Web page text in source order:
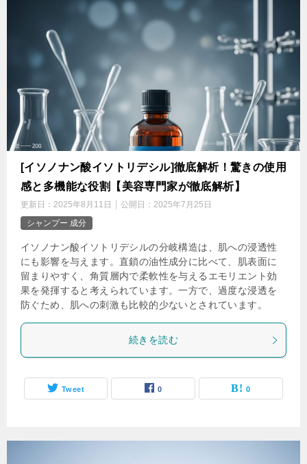
[イソノナン酸イソトリデシル]徹底解析！驚きの使用
感と多機能な役割【美容専門家が徹底解析】
更新日： 2025年8月11日 公開日： 2025年7月25日
シャンプー 成分
イソノナン酸イソトリデシルの分岐構造は、肌への浸透性
にも影響を与えます。直鎖の油性成分に比べて、肌表面に
留まりやすく、角質層内で柔軟性を与えるエモリエント効
果を発揮すると考えられています。一方で、過度な浸透を
防ぐため、肌への刺激も比較的少ないとされています。
続きを読む
Tweet 0 0